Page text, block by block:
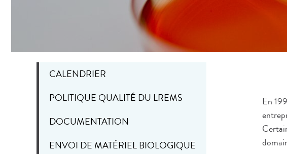
CALENDRIER
POLITIQUE QUALITÉ DU LREMS
DOCUMENTATION
ENVOI DE MATÉRIEL BIOLOGIQUE
En